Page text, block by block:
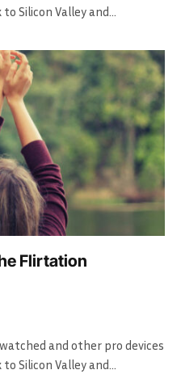
Silicon Valley and…
Flirtation
and other pro devices
Silicon Valley and…